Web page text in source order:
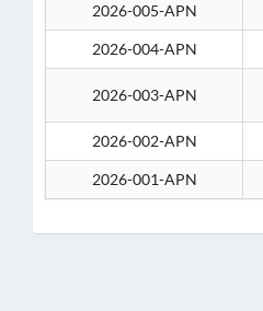
2026-005-APN
2026-004-APN
2026-003-APN
2026-002-APN
2026-001-APN